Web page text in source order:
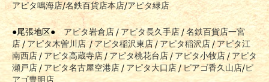
アピタ鳴海店/名鉄百貨店本店/アピタ緑店
●尾張地区● アピタ岩倉店/ アピタ長久手店/名鉄百貨店一宮
店/アピタ木曽川店/アピタ稲沢東店/アピタ稲沢店/アピタ江
南西店/ アピタ高蔵寺店/ アピタ桃花台店/アピタ小牧店/ アピタ
瀬戸店/ アピタ名古屋空港店/ アピタ大口店/ピアゴ香久山店/ピ